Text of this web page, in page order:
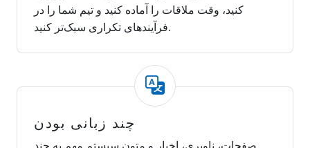
کنید، وقت ملاقات را آماده کنید و تیم شما را در
فرآیندهای تکراری سبک‌تر کنید.
چند زبانی بودن
صفحات، ناوبری، اخبار و متون سیستم مهم به چند